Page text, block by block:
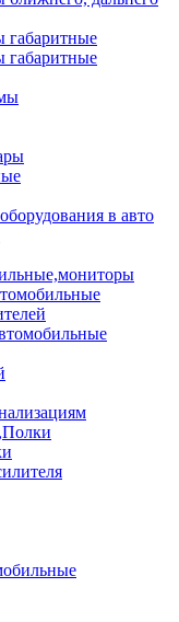
габаритные
габаритные
в авто